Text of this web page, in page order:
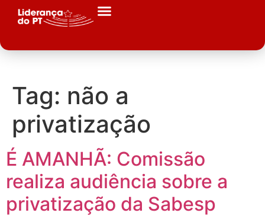
Tag: não a
privatização
É AMANHÃ: Comissão
realiza audiência sobre a
privatização da Sabesp